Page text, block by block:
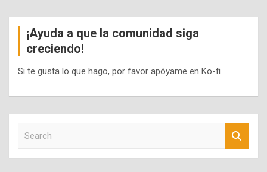
¡Ayuda a que la comunidad siga
creciendo!
Si te gusta lo que hago, por favor apóyame en Ko-fi